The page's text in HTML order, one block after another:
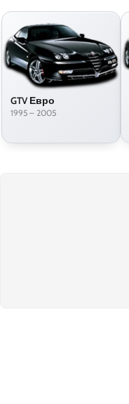
GTV Евро
1995 – 2005